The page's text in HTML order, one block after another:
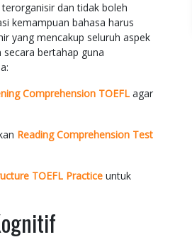
dan tidak boleh
kemampuan bahasa harus
yang mencakup seluruh aspek
bertahap guna
Comprehension TOEFL agar
Reading Comprehension Test
TOEFL Practice untuk